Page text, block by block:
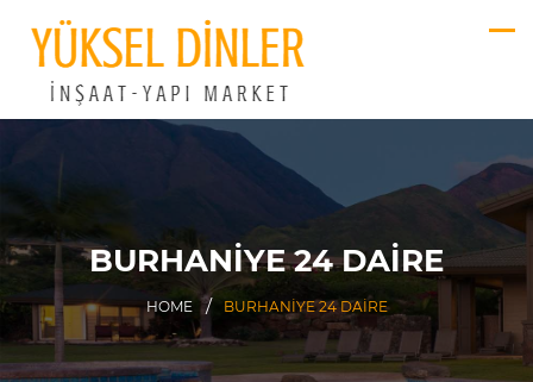
BURHANIYE 24 DAIRE
HOME BURHANIYE 24 DAIRE